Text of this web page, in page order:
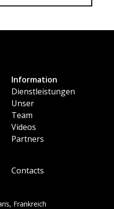
Frankreich
Information
Dienstleistungen
Unser
Team
Videos
Partners
Contacts